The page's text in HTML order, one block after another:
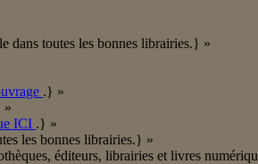
dans toutes les bonnes librairies.} »
.} »
»
ICI .} »
les bonnes librairies.} »
éditeurs, librairies et livres